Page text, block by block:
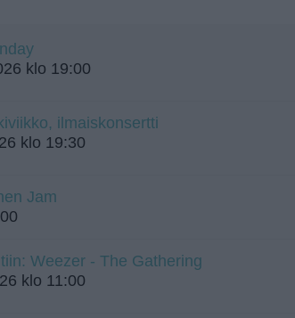
klo 19:00
ilmaiskonsertti
klo 19:30
Jam
Weezer - The Gathering
klo 11:00